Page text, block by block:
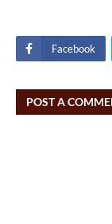
Facebook
POST A